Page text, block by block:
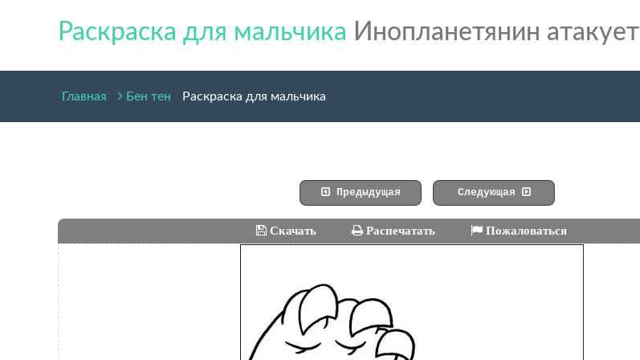
Раскраска для мальчика Инопланетянин атакует
Главная Бен тен Раскраска для мальчика
Предыдущая Следующая
Скачать Распечатать Пожаловаться